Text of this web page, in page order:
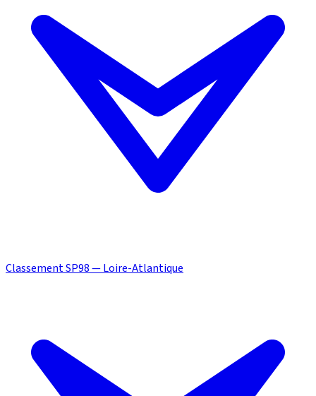
Classement SP98 — Loire-Atlantique